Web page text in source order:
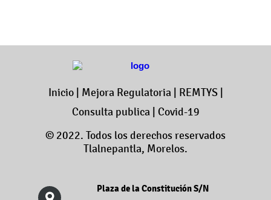
Inicio| Mejora Regulatoria REMTYS|
Consulta publica
Covid-19
© 2022. Todos los derechos reservados
Tlalnepantla, Morelos.
Plaza de la Constitución S/N